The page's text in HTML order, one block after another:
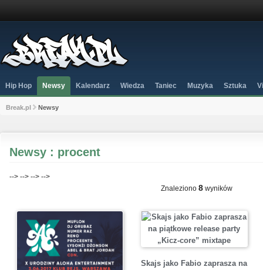
Hip Hop Newsy Kalendarz Wiedza Taniec Muzyka Sztuka
Break.pl Newsy
Newsy : procent
--> --> --> -->
Znaleziono 8 wyników
Skajs jako Fabio zaprasza na